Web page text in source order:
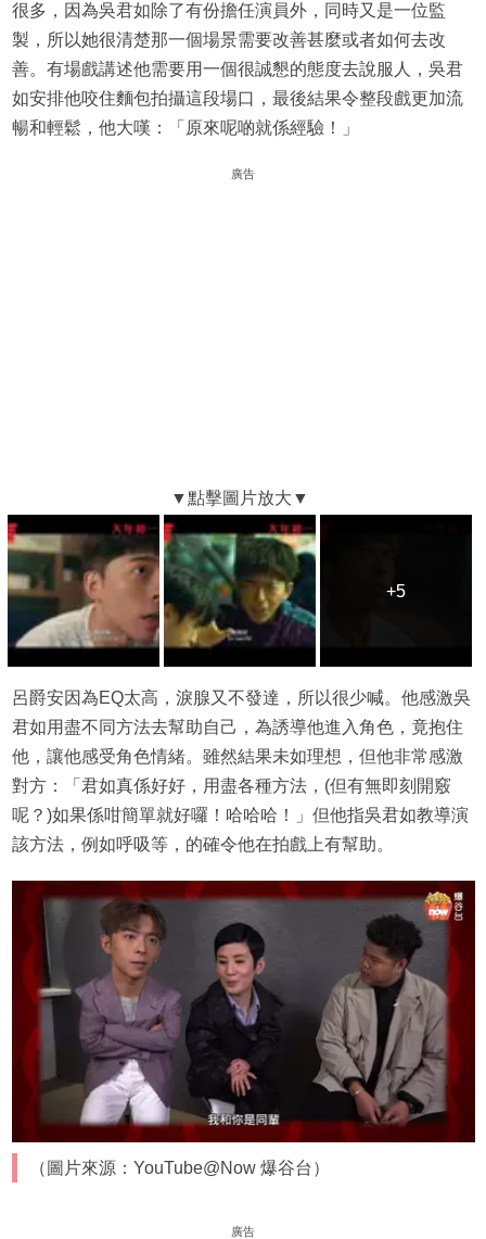
很多，因為吳君如除了有份擔任演員外，同時又是一位監
製，所以她很清楚那一個場景需要改善甚麼或者如何去改
善。有場戲講述他需要用一個很誠懇的態度去說服人，吳君
如安排他咬住麵包拍攝這段場口，最後結果令整段戲更加流
暢和輕鬆，他大嘆：「原來呢啲就係經驗！」
廣告
+5
+5
呂爵安因為EQ太高，淚腺又不發達，所以很少喊。他感激吳
君如用盡不同方法去幫助自己，為誘導他進入角色，竟抱住
他，讓他感受角色情緒。雖然結果未如理想，但他非常感激
對方：「君如真係好好，用盡各種方法，(但有無即刻開竅
呢？)如果係咁簡單就好囉！哈哈哈！」但他指吳君如教導演
該方法，例如呼吸等，的確令他在拍戲上有幫助。
（圖片來源：YouTube@Now 爆谷台）
廣告